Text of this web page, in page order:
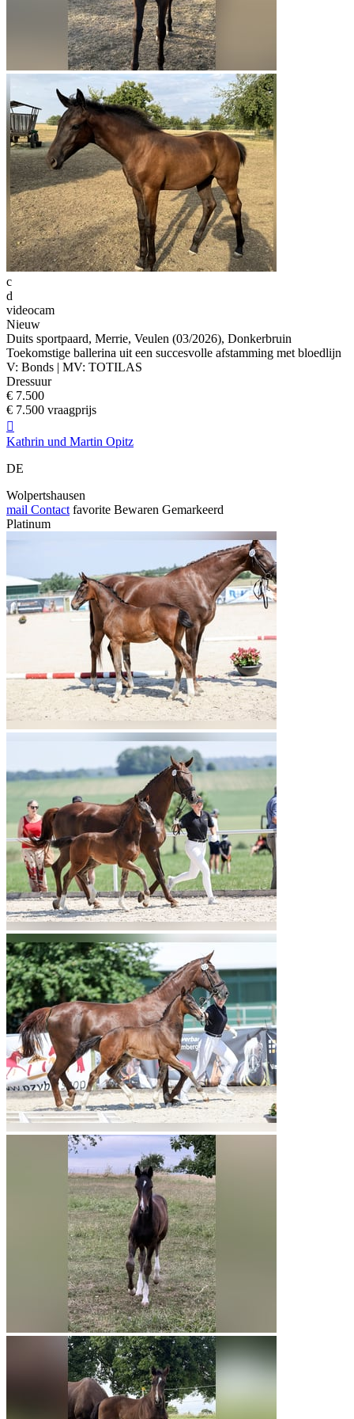
c
d
videocam
Nieuw
Duits sportpaard, Merrie, Veulen (03/2026), Donkerbruin
Toekomstige ballerina uit een succesvolle afstamming met bloedlijn
V: Bonds | MV: TOTILAS
Dressuur
€ 7.500
€ 7.500 vraagprijs

Kathrin und Martin Opitz
DE
Wolpertshausen
mail Contact favorite Bewaren Gemarkeerd
Platinum